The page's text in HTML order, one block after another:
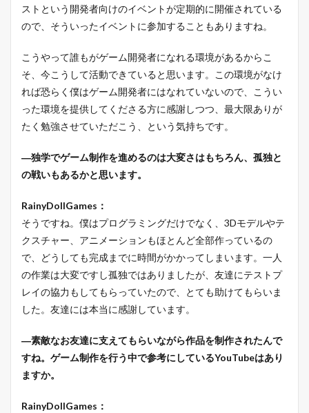
ストという開発者向けのイベントが定期的に開催されている
ので、そういったイベントに参加することもありますね。
こうやって誰もがゲーム開発者になれる環境があるからこ
そ、今こうして活動できていると思います。この環境がなけ
れば恐らく僕はゲーム開発者にはなれていないので、こうい
った環境を提供してくださる方に感謝しつつ、最大限ありが
たく勉強させていただこう、という気持ちです。
―独学でゲーム制作を進めるのは大変さはもちろん、孤独と
の戦いもあるかと思います。
RainyDollGames：
そうですね。僕はプログラミングだけでなく、3Dモデルやテ
クスチャー、アニメーションもほとんど全部作っているの
で、どうしても完成までに時間がかかってしまいます。一人
の作業は大変ですし孤独ではありましたが、友達にテストプ
レイの協力もしてもらっていたので、とても助けてもらいま
した。友達には本当に感謝しています。
―素敵なお友達に支えてもらいながら作品を制作されたんで
すね。ゲーム制作を行う中で参考にしているYouTubeはあり
ますか。
RainyDollGames：